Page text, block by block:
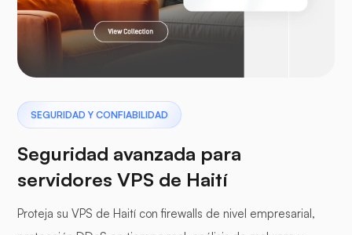
SEGURIDAD Y CONFIABILIDAD
Seguridad avanzada para
servidores VPS de Haití
Proteja su VPS de Haití con firewalls de nivel empresarial,